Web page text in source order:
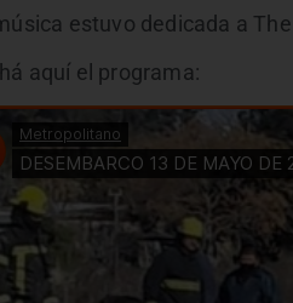
estuvo dedicada a
aquí el programa: